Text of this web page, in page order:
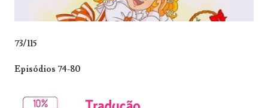
73/115
Episódios 74-80